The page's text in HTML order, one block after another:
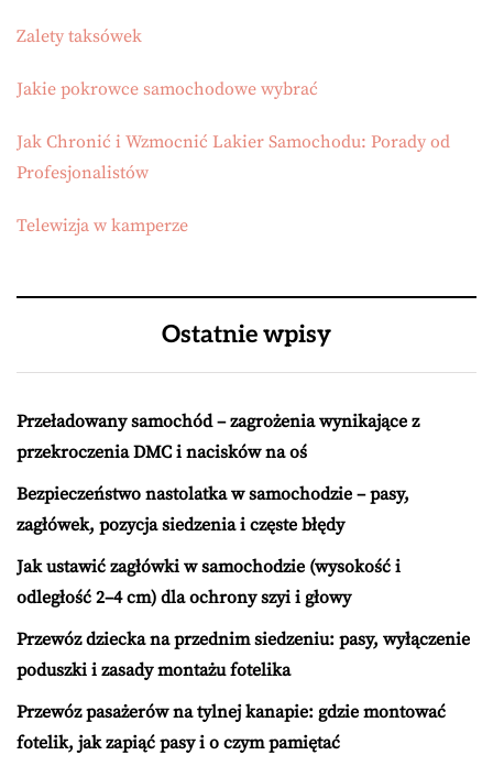
Zalety taksówek
Jakie pokrowce samochodowe wybrać
Jak Chronić i Wzmocnić Lakier Samochodu: Porady od
Profesjonalistów
Telewizja w kamperze
Ostatnie wpisy
Przeładowany samochód – zagrożenia wynikające z
przekroczenia DMC i nacisków na oś
Bezpieczeństwo nastolatka w samochodzie – pasy,
zagłówek, pozycja siedzenia i częste błędy
Jak ustawić zagłówki w samochodzie (wysokość i
odległość 2–4 cm) dla ochrony szyi i głowy
Przewóz dziecka na przednim siedzeniu: pasy, wyłączenie
poduszki i zasady montażu fotelika
Przewóz pasażerów na tylnej kanapie: gdzie montować
fotelik, jak zapiąć pasy i o czym pamiętać